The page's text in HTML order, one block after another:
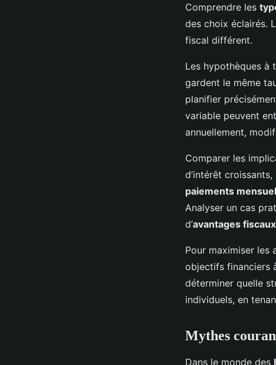
Comprendre les
des choix éclairés.
fiscal différent.
Les hypothèques à
gardent le même
planifier
variable peuvent
annuellement,
Comparer les
d’intérêt
paiements
Analyser un cas
d’avantages fiscaux
Pour maximiser les
objectifs financiers
déterminer quelle
individuels, en
Mythes
Dans le monde des